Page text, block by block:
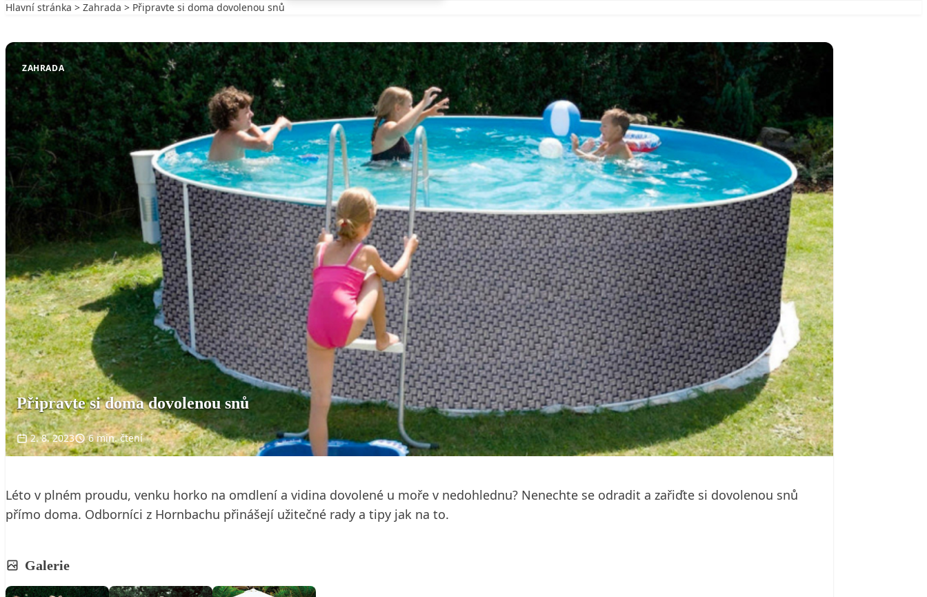
Hlavní stránka > Zahrada > Připravte si doma dovolenou snů
ZAHRADA
Připravte si doma dovolenou snů
2. 8. 2023 6 min. čtení
Léto v plném proudu, venku horko na omdlení a vidina dovolené u moře v nedohlednu? Nenechte se odradit a zařiďte si dovolenou snů
přímo doma. Odborníci z Hornbachu přinášejí užitečné rady a tipy jak na to.
Galerie